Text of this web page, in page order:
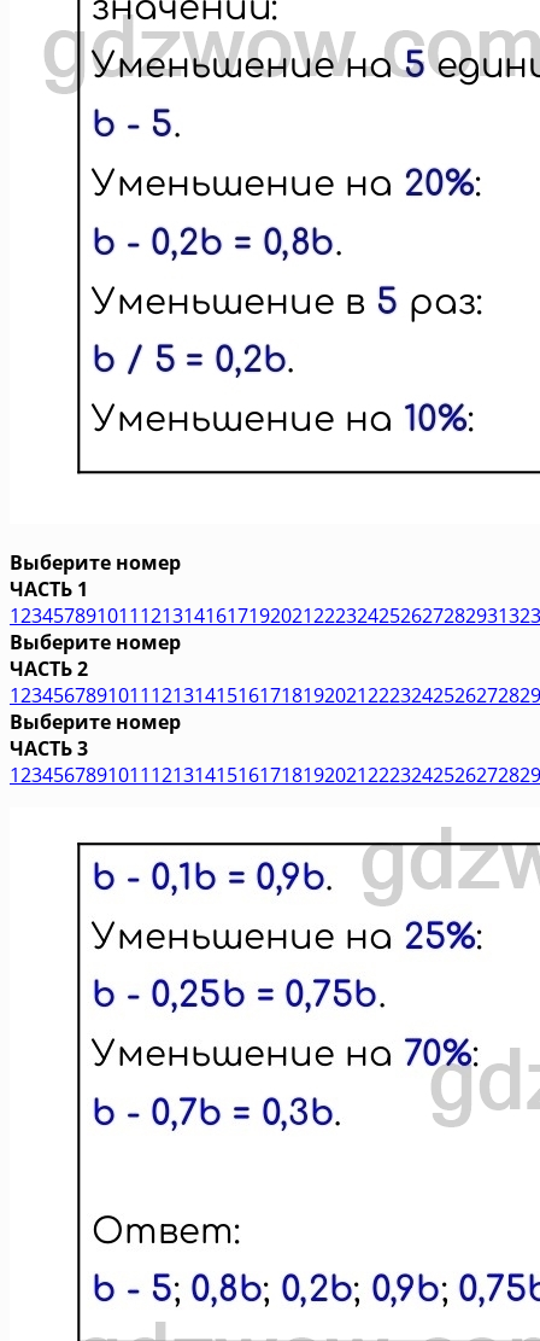
Выберите номер
ЧАСТЬ 1
123457891011121314161719202122232425262728293132
Выберите номер
ЧАСТЬ 2
1234567891011121314151617181920212223242526272829
Выберите номер
ЧАСТЬ 3
1234567891011121314151617181920212223242526272829